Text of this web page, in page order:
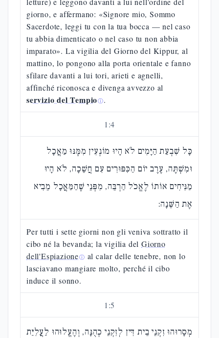
giorno, e affermano: «Signore mio, Sommo
Sacerdote, leggi tu con la tua bocca — nel caso
tu abbia dimenticato o nel caso tu non abbia
imparato». La vigilia del Giorno del Kippur, al
mattino, lo pongono alla porta orientale e fanno
sfilare davanti a lui tori, arieti e agnelli,
affinché riconosca e divenga avvezzo al
servizio del Tempioⓘ.
1 :4
כָּל שִׁבְעַת הַיָּמִים לֹא הָיוּ מוֹנְעִין מִמֶּנּוּ מַאֲכָל
וּמִשְׁתֶּה, עֶרֶב יוֹם הַכִּפּוּרִים עִם חֲשֵׁכָה, לֹא הָיוּ
מַנִּיחִים אוֹתוֹ לֶאֱכֹל הַרְבֵּה, מִפְּנֵי שֶׁהַמַּאֲכָל מֵבִיא
אֶת הַשֵּׁנָה:
Per tutti i sette giorni non gli veniva sottratto il
cibo né la bevanda; la vigilia delGiorno
dell'Espiazioneⓘ al calar delle tenebre, non lo
lasciavano mangiare molto, perché il cibo
induce il sonno.
1 :5
מְסָרוּהוּ זִקְנֵי בֵית דִּין לְזִקְנֵי כְהֻנָּה, וְהֶעֱלוּהוּ לַעֲלִיַּת